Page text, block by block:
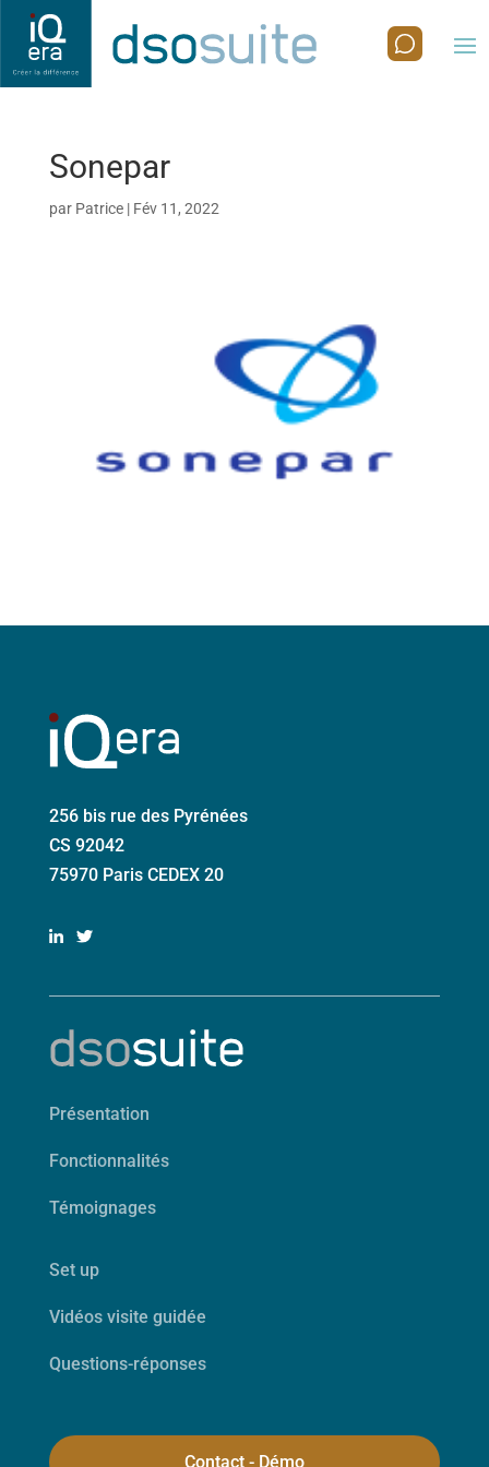
Sonepar
par Patrice| Fév 11, 2022
256 bis rue des Pyrénées
CS 92042
75970 Paris CEDEX 20
Présentation
Fonctionnalités
Témoignages
Set up
Vidéos visite guidée
Questions-réponses
Contact - Démo